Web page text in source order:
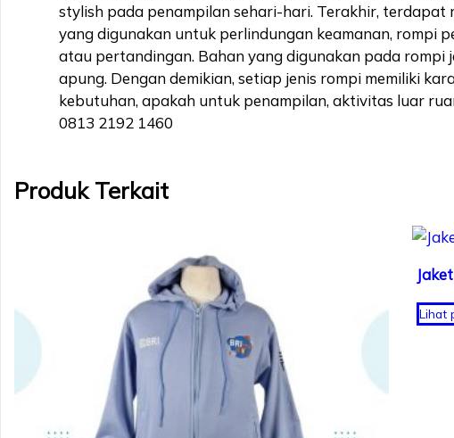
stylish pada penampilan sehari-hari. Terakhir,
yang digunakan untuk perlindungan keamanan, rompi
atau pertandingan. Bahan yang digunakan pada rompi
apung. Dengan demikian, setiap jenis rompi memiliki
kebutuhan, apakah untuk penampilan, aktivitas luar
0813 2192 1460
Produk Terkait
Lihat